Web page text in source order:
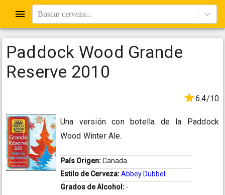
Buscar cerveza...
Paddock Wood Grande
Reserve 2010
6.4/10
Una versión con botella de la Paddock
Wood Winter Ale.
País Origen:Canada
Estilo de Cerveza:Abbey Dubbel
Grados de Alcohol: -